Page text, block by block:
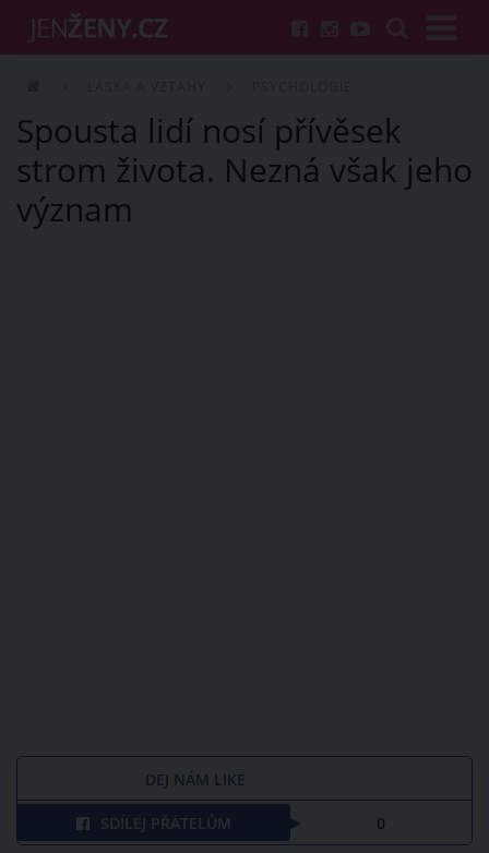
Spousta lidí nosí přívěsek
strom života. Nezná však jeho
význam
DEJ NÁM LIKE
SDÍLEJ PŘÁTELŮM 0